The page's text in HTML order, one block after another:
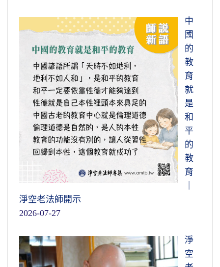
理智，而非感情用事。信是信用，守信。現在
外國，外國人講信，有信用卡，有那個卡還有
違反這五條，那就是妖，妖是這個意思。
妖不是青面獠牙，看到很恐怖的；那個妖很可
愛，你看到的時候，所以你才會上當。鬼是什
麼？貪心、吝嗇，慳貪吝嗇那是鬼。嫉妒、瞋
恨那是地獄。邪正不分、是非顛倒，那是畜
生，愚痴。現在是個人的樣子，如果他的性情
是這個，你一看，那就是惡道眾生，他報盡就
惡道投胎去了。我們想想，我們學佛， 我們處
事待人接物，用的是什麼心？假如用的是這些
所以修行，要把這個心修正過來，嚴持戒
它的精神跟我們儒家講的五常相同，仁義禮智
信。仁，不殺生是仁慈，不偷盜是義，不邪淫
中
國
的
教
育
就
是
和
平
的
教
育
淨空老法師開示
2026-07-27
淨
空